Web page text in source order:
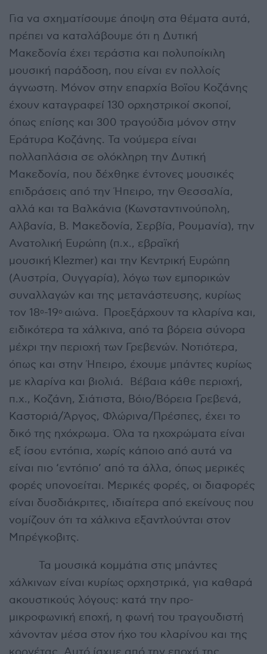
Για να σχηματίσουμε άποψη στα θέματα αυτά,
πρέπει να καταλάβουμε ότι η Δυτική
Μακεδονία έχει τεράστια και πολυποίκιλη
μουσική παράδοση, που είναι εν πολλοίς
άγνωστη. Μόνον στην επαρχία Βοϊου Κοζάνης
έχουν καταγραφεί 130 ορχηστρικοί σκοποί,
όπως επίσης και 300 τραγούδια μόνον στην
Εράτυρα Κοζάνης. Τα νούμερα είναι
πολλαπλάσια σε ολόκληρη την Δυτική
Μακεδονία, που δέχθηκε έντονες μουσικές
επιδράσεις από την Ήπειρο, την Θεσσαλία,
αλλά και τα Βαλκάνια (Κωνσταντινούπολη,
Αλβανία, Β. Μακεδονία, Σερβία, Ρουμανία), την
Ανατολική Ευρώπη (π.χ., εβραϊκή
μουσική Klezmer) και την Κεντρική Ευρώπη
(Αυστρία, Ουγγαρία), λόγω των εμπορικών
συναλλαγών και της μετανάστευσης, κυρίως
τον 18ο-19ο αιώνα. Προεξάρχουν τα κλαρίνα και,
ειδικότερα τα χάλκινα, από τα βόρεια σύνορα
μέχρι την περιοχή των Γρεβενών. Νοτιότερα,
όπως και στην Ήπειρο, έχουμε μπάντες κυρίως
με κλαρίνα και βιολιά. Βέβαια κάθε περιοχή,
π.χ., Κοζάνη, Σιάτιστα, Βόιο/Βόρεια Γρεβενά,
Καστοριά/Άργος, Φλώρινα/Πρέσπες, έχει το
δικό της ηχόχρωμα. Όλα τα ηχοχρώματα είναι
εξ ίσου εντόπια, χωρίς κάποιο από αυτά να
είναι πιο ‘εντόπιο’ από τα άλλα, όπως μερικές
φορές υπονοείται. Μερικές φορές, οι διαφορές
είναι δυσδιάκριτες, ιδιαίτερα από εκείνους που
νομίζουν ότι τα χάλκινα εξαντλούνται στον
Μπρέγκοβιτς.
Τα μουσικά κομμάτια στις μπάντες
χάλκινων είναι κυρίως ορχηστρικά, για καθαρά
ακουστικούς λόγους: κατά την προ-
μικροφωνική εποχή, η φωνή του τραγουδιστή
χάνονταν μέσα στον ήχο του κλαρίνου και της